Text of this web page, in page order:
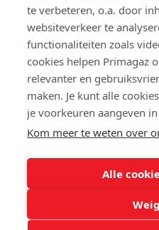
te verbeteren, o.a. door
websiteverkeer te
functionaliteiten zoals
cookies helpen Primagaz
relevanter en
maken. Je kunt alle
je voorkeuren aangeven
Kom meer te weten over
Alle
Over Primagaz
Hulp en advies
Onze tools
©2025 Primagaz
Privacyverklaring